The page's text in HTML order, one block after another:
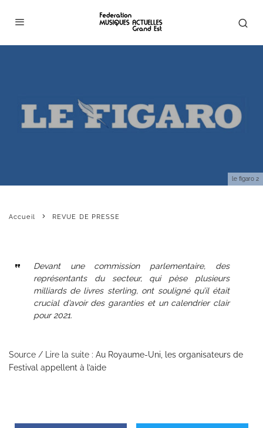
le figaro 2
Accueil REVUE DE PRESSE
Devant une commission parlementaire, des
représentants du secteur, qui pèse plusieurs
milliards de livres sterling, ont souligné qu’il était
crucial d’avoir des garanties et un calendrier clair
pour 2021.
Source / Lire la suite : Au Royaume-Uni, les organisateurs de
Festival appellent à l’aide